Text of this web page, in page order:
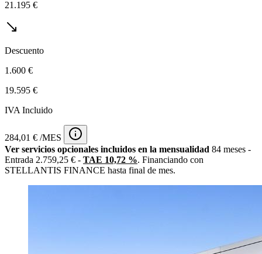
21.195 €
Descuento
1.600 €
19.595 €
IVA Incluido
284,01 € /MES
Ver servicios opcionales incluidos en la mensualidad 84 meses -
Entrada 2.759,25 € - TAE 10,72 %. Financiando con
STELLANTIS FINANCE hasta final de mes.